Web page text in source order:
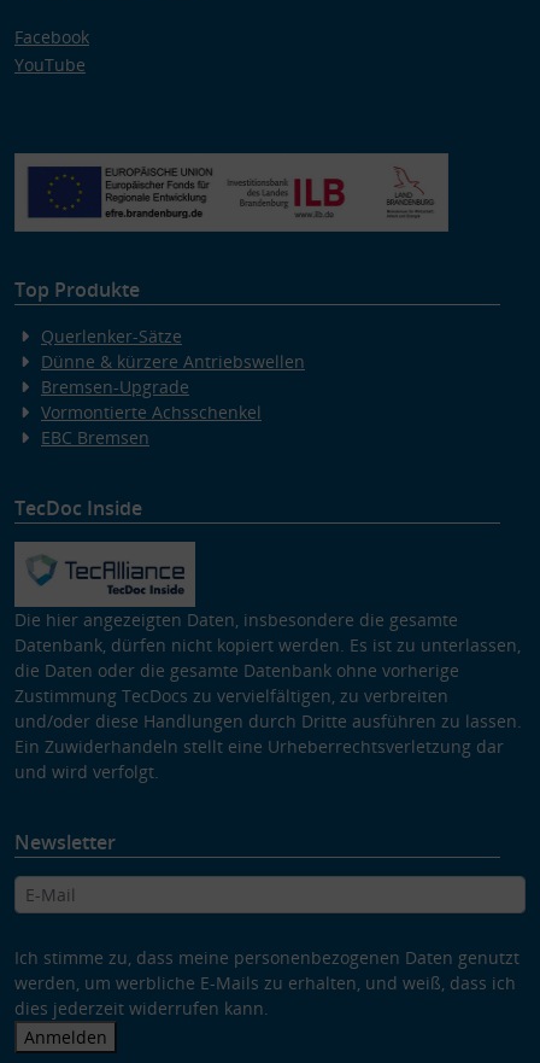
Facebook
YouTube
Top Produkte
Querlenker-Sätze
Dünne & kürzere Antriebswellen
Bremsen-Upgrade
Vormontierte Achsschenkel
EBC Bremsen
TecDoc Inside
Die hier angezeigten Daten, insbesondere die gesamte
Datenbank, dürfen nicht kopiert werden. Es ist zu unterlassen,
die Daten oder die gesamte Datenbank ohne vorherige
Zustimmung TecDocs zu vervielfältigen, zu verbreiten
und/oder diese Handlungen durch Dritte ausführen zu lassen.
Ein Zuwiderhandeln stellt eine Urheberrechtsverletzung dar
und wird verfolgt.
Newsletter
Ich stimme zu, dass meine personenbezogenen Daten genutzt
werden, um werbliche E-Mails zu erhalten, und weiß, dass ich
dies jederzeit widerrufen kann.
Anmelden